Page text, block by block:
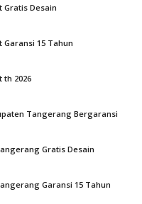
Gratis Desain
Garansi 15 Tahun
th 2026
Tangerang Bergaransi
Gratis Desain
Garansi 15 Tahun